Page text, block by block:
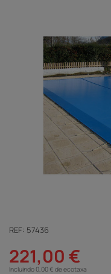
REF: 57436
221,00 €
Incluindo 0,00 € de ecotaxa